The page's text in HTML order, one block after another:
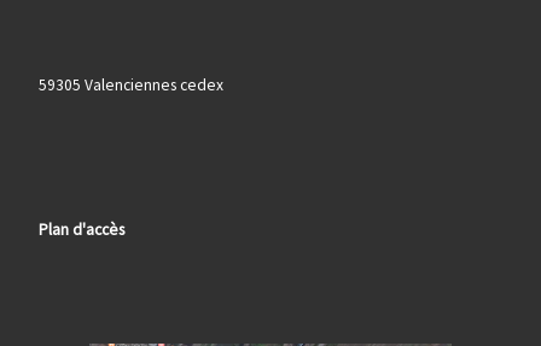
59305 Valenciennes cedex
Plan d'accès